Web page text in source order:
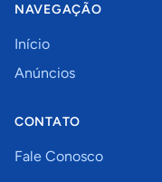
NAVEGAÇÃO
Início
Anúncios
CONTATO
Fale Conosco